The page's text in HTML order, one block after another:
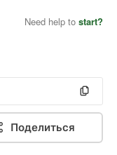
Need help to start?
Поделиться